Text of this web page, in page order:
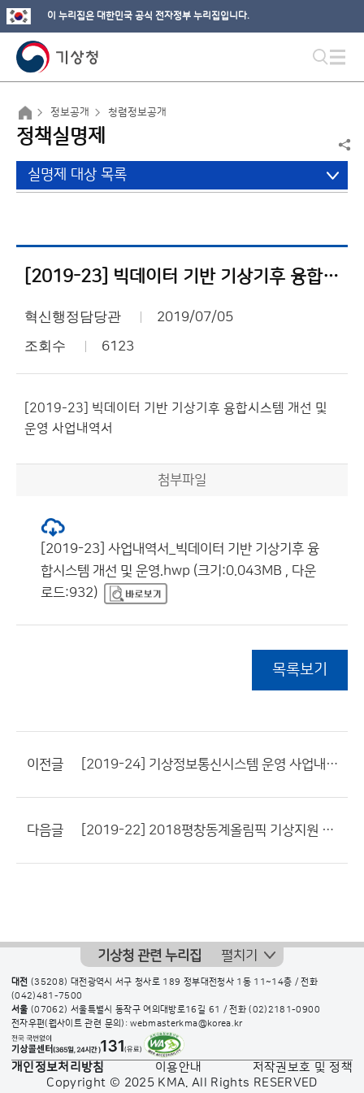
이 누리집은 대한민국 공식 전자정부 누리집입니다.
정보공개 청렴정보공개
정책실명제
실명제 대상 목록
[2019-23] 빅데이터 기반 기상기후 융합시스템 개선 및 운영 사업내역서
혁신행정담당관 2019/07/05
조회수 6123
[2019-23] 빅데이터 기반 기상기후 융합시스템 개선 및
운영 사업내역서
첨부파일
[2019-23] 사업내역서_빅데이터 기반 기상기후 융
합시스템 개선 및 운영.hwp (크기:0.043MB , 다운
로드:932)
목록보기
이전글 [2019-24] 기상정보통신시스템 운영 사업내역서
다음글 [2019-22] 2018평창동계올림픽 기상지원 사업내역서(완료)
기상청 관련 누리집 펼치기
대전 (35208) 대전광역시 서구 청사로 189 정부대전청사 1동 11~14층 / 전화
(042)481-7500
서울 (07062) 서울특별시 동작구 여의대방로16길 61 / 전화(02)2181-0900
전자우편(웹사이트 관련 문의): webmasterkma@korea.kr
개인정보처리방침 이용안내
저작권보호 및 정책
Copyright © 2025 KMA. All Rights RESERVED